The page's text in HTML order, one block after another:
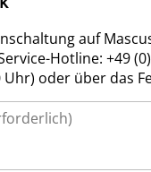
auf
Hotline: +49
Uhr) oder über das